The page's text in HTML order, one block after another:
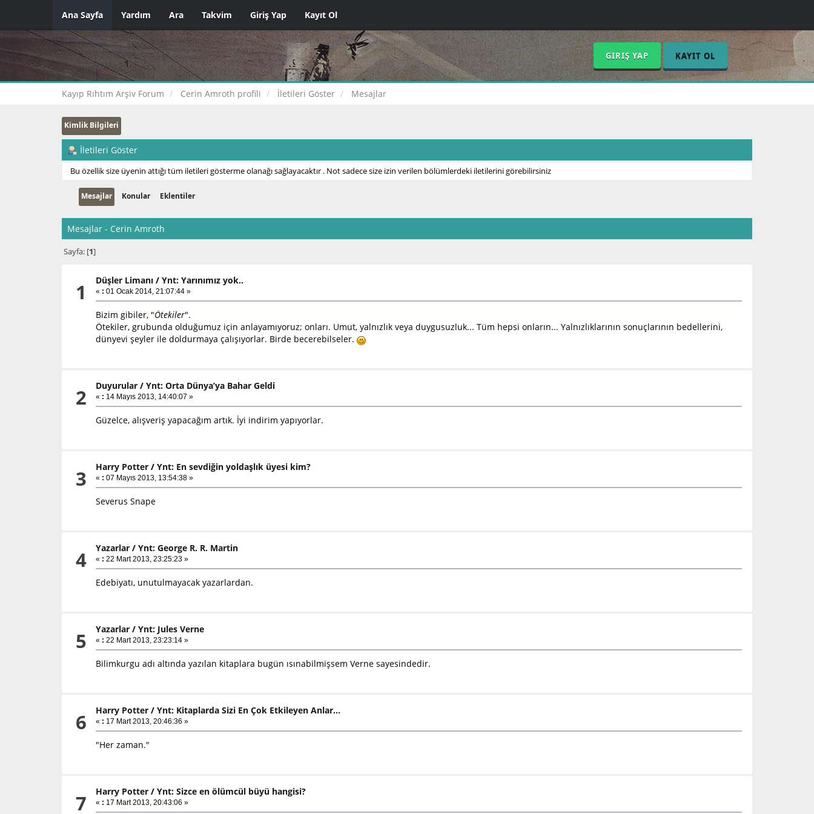
Ana Sayfa Yardım Ara Takvim Giriş Yap Kayıt Ol
GIRIŞ YAP KAYIT OL
Kayıp Rıhtım Arşiv Forum Cerin Amroth profili İletileri Göster Mesajlar
Kimlik Bilgileri
İletileri Göster
Bu özellik size üyenin attığı tüm iletileri gösterme olanağı sağlayacaktır . Not sadece size izin verilen bölümlerdeki iletilerini görebilirsiniz
Mesajlar Konular Eklentiler
Mesajlar - Cerin Amroth
Sayfa: [1]
1 Düşler Limanı /Ynt: Yarınımız yok..
« : 01 Ocak 2014, 21:07:44 »
Bizim gibiler, "Ötekiler".
Ötekiler, grubunda olduğumuz için anlayamıyoruz; onları. Umut, yalnızlık veya duygusuzluk... Tüm hepsi onların... Yalnızlıklarının sonuçlarının bedellerini,
dünyevi şeyler ile doldurmaya çalışıyorlar. Birde becerebilseler.
2 Duyurular /Ynt: Orta Dünya’ya Bahar Geldi
« : 14 Mayıs 2013, 14:40:07 »
Güzelce, alışveriş yapacağım artık. İyi indirim yapıyorlar.
3 Harry Potter /Ynt: En sevdiğin yoldaşlık üyesi kim?
« : 07 Mayıs 2013, 13:54:38 »
Severus Snape
4 Yazarlar /Ynt: George R. R. Martin
« : 22 Mart 2013, 23:25:23 »
Edebiyatı, unutulmayacak yazarlardan.
5 Yazarlar /Ynt: Jules Verne
« : 22 Mart 2013, 23:23:14 »
Bilimkurgu adı altında yazılan kitaplara bugün ısınabilmişsem Verne sayesindedir.
6 Harry Potter /Ynt: Kitaplarda Sizi En Çok Etkileyen Anlar...
« : 17 Mart 2013, 20:46:36 »
"Her zaman."
7 Harry Potter /Ynt: Sizce en ölümcül büyü hangisi?
« : 17 Mart 2013, 20:43:06 »